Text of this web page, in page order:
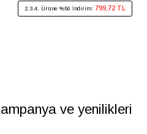
2.3.4. Ürüne %50 İndirim: 799,72 TL
ve yenilikleri